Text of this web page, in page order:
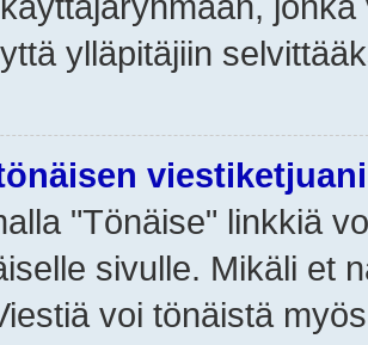
ylläpitäjiin
"Tönäise" linkkiä
sivulle. Mikäli et
voi tönäistä